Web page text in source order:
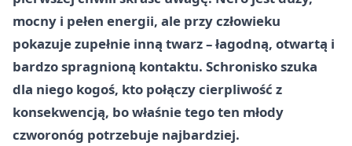
mocny i pełen energii, ale przy człowieku
pokazuje zupełnie inną twarz – łagodną, otwartą i
bardzo spragnioną kontaktu. Schronisko szuka
dla niego kogoś, kto połączy cierpliwość z
konsekwencją, bo właśnie tego ten młody
czworonóg potrzebuje najbardziej.